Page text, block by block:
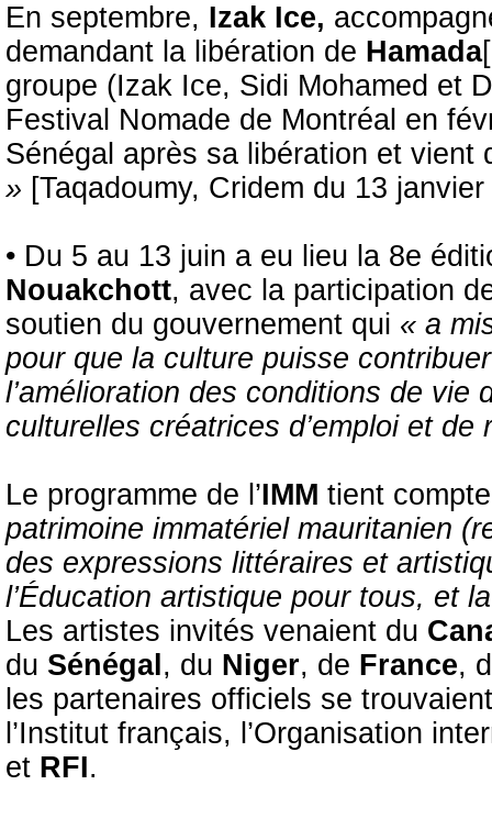
En septembre, Izak Ice,
demandant la libération de Hamada
groupe (Izak Ice, Sidi Mohamed et
Festival Nomade de Montréal en
Sénégal après sa libération et
» [Taqadoumy, Cridem du 13
• Du 5 au 13 juin a eu lieu la 8e
Nouakchott, avec la participation
soutien du gouvernement qui « a
pour que la culture puisse
l’amélioration des conditions de vie
culturelles créatrices d’emploi et de
Le programme de l’IMM tient
patrimoine immatériel mauritanien
des expressions littéraires et
l’Éducation artistique pour tous, et
Les artistes invités venaient du
du Sénégal , du Niger, de France,
les partenaires officiels se
l’Institut français, l’Organisation
et RFI.